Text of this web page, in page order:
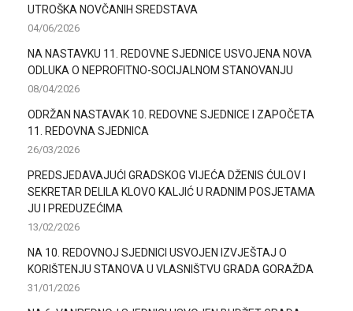
UTROŠKA NOVČANIH SREDSTAVA
04/06/2026
NA NASTAVKU 11. REDOVNE SJEDNICE USVOJENA NOVA
ODLUKA O NEPROFITNO-SOCIJALNOM STANOVANJU
08/04/2026
ODRŽAN NASTAVAK 10. REDOVNE SJEDNICE I ZAPOČETA
11. REDOVNA SJEDNICA
26/03/2026
PREDSJEDAVAJUĆI GRADSKOG VIJEĆA DŽENIS ĆULOV I
SEKRETAR DELILA KLOVO KALJIĆ U RADNIM POSJETAMA
JU I PREDUZEĆIMA
13/02/2026
NA 10. REDOVNOJ SJEDNICI USVOJEN IZVJEŠTAJ O
KORIŠTENJU STANOVA U VLASNIŠTVU GRADA GORAŽDA
31/01/2026